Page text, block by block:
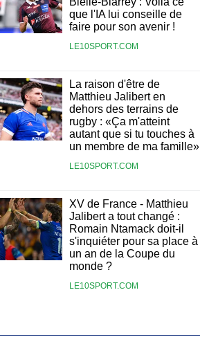
que l'IA lui conseille de
faire pour son avenir !
LE10SPORT.COM
La raison d'être de
Matthieu Jalibert en
dehors des terrains de
rugby : «Ça m'atteint
autant que si tu touches à
un membre de ma famille»
LE10SPORT.COM
XV de France - Matthieu
Jalibert a tout changé :
Romain Ntamack doit-il
s'inquiéter pour sa place à
un an de la Coupe du
monde ?
LE10SPORT.COM